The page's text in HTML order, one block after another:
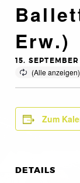
Erw.)
15.
Zum
DETAILS